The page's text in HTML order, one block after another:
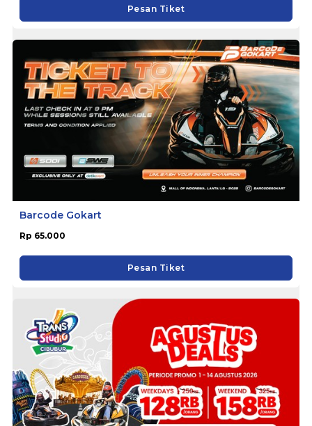
Pesan Tiket
Barcode Gokart
Rp 65.000
Pesan Tiket